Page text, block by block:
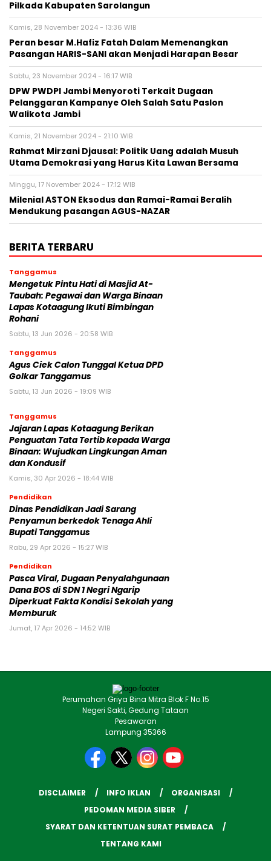
Pilkada Kabupaten Sarolangun
Kamis, 28 November 2024 - 13:36 WIB
Peran besar M.Hafiz Fatah Dalam Memenangkan
Pasangan HARIS-SANI akan Menjadi Harapan Besar
Sabtu, 23 November 2024 - 16:17 WIB
DPW PWDPI Jambi Menyoroti Terkait Dugaan
Pelanggaran Kampanye Oleh Salah Satu Paslon
Walikota Jambi
Kamis, 21 November 2024 - 21:10 WIB
Rahmat Mirzani Djausal: Politik Uang adalah Musuh
Utama Demokrasi yang Harus Kita Lawan Bersama
Minggu, 17 November 2024 - 17:12 WIB
Milenial ASTON Eksodus dan Ramai-Ramai Beralih
Mendukung pasangan AGUS-NAZAR
BERITA TERBARU
Tanggamus
Mengetuk Pintu Hati di Masjid At-
Taubah: Pegawai dan Warga Binaan
Lapas Kotaagung Ikuti Bimbingan
Rohani
Sabtu, 13 Jun 2026 - 20:58 WIB
Tanggamus
Agus Ciek Calon Tunggal Ketua DPD
Golkar Tanggamus
Sabtu, 13 Jun 2026 - 19:09 WIB
Tanggamus
Jajaran Lapas Kotaagung Berikan
Penguatan Tata Tertib kepada Warga
Binaan: Wujudkan Lingkungan Aman
dan Kondusif
Kamis, 30 Apr 2026 - 18:44 WIB
Pendidikan
Dinas Pendidikan Jadi Sarang
Penyamun berkedok Tenaga Ahli
Bupati Tanggamus
Rabu, 29 Apr 2026 - 15:27 WIB
Pendidikan
Pasca Viral, Dugaan Penyalahgunaan
Dana BOS di SDN 1 Negri Ngarip
Diperkuat Fakta Kondisi Sekolah yang
Memburuk
Jumat, 17 Apr 2026 - 14:52 WIB
Perumahan Griya Bina Mitra Blok F No.15
Negeri Sakti, Gedung Tataan
Pesawaran
Lampung 35366
DISCLAIMER INFO IKLAN
ORGANISASI
PEDOMAN MEDIA SIBER
SYARAT DAN KETENTUAN SURAT PEMBACA
TENTANG KAMI